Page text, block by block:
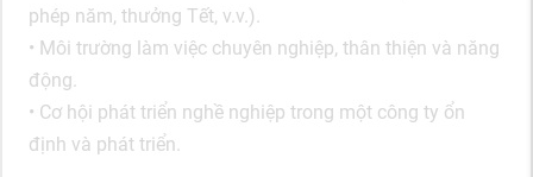
phép năm, thưởng Tết, v.v.).
• Môi trường làm việc chuyên nghiệp, thân thiện và năng
động.
• Cơ hội phát triển nghề nghiệp trong một công ty ổn
định và phát triển.